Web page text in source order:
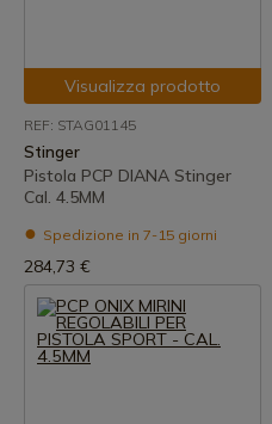
Visualizza prodotto
REF: STAG01145
Stinger
Pistola PCP DIANA Stinger
Cal. 4.5MM
Spedizione in 7-15 giorni
284,73 €